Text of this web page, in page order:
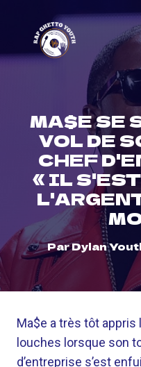
content
MA$E SE
VOL DE
CHEF
« IL
ParDylan
Ma$e a très tôt
louches lorsque son
d’entreprise s’est